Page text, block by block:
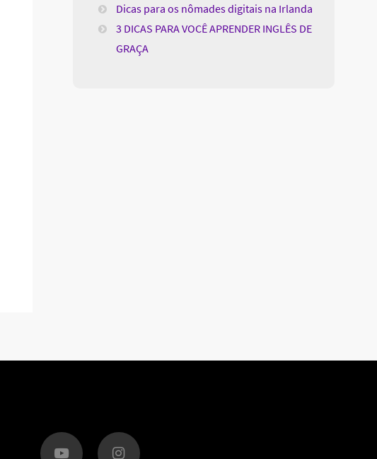
Dicas para os nômades digitais na Irlanda
3 DICAS PARA VOCÊ APRENDER INGLÊS DE
GRAÇA